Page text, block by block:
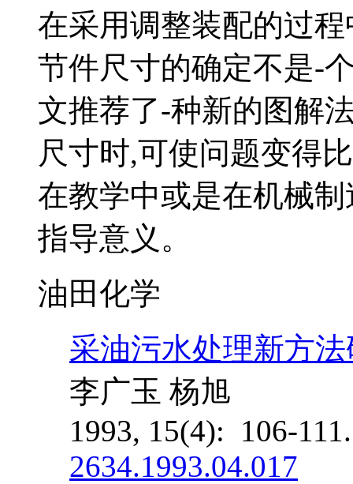
在采用调整装配的过
节件尺寸的确定不是-
文推荐了-种新的图解
尺寸时,可使问题变得
在教学中或是在机械
指导意义。
油田化学
采油污水处理新方
李广玉 杨旭
1993, 15(4): 106-
2634.1993.04.017